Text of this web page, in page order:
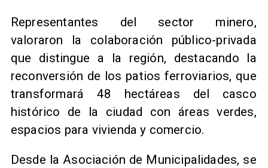
Representantes del sector minero,
valoraron la colaboración público-privada
que distingue a la región, destacando la
reconversión de los patios ferroviarios, que
transformará 48 hectáreas del casco
histórico de la ciudad con áreas verdes,
espacios para vivienda y comercio.
Desde la Asociación de Municipalidades, se